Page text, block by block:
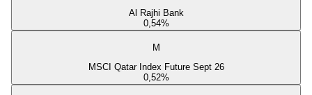
Al Rajhi Bank
0,54%
M
MSCI Qatar Index Future Sept 26
0,52%